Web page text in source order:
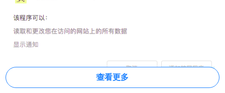
查看更多